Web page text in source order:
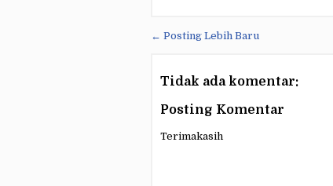
← Posting Lebih Baru
Tidak ada komentar:
Posting Komentar
Terimakasih